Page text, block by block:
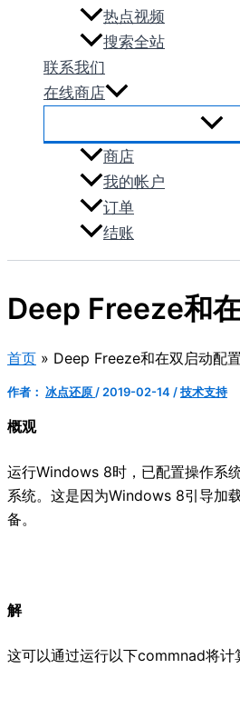
热点视频
搜索全站
联系我们
在线商店
商店
我的帐户
订单
结账
Deep Freeze和
首页 Deep Freeze和在双启动配
作者： 冰点还原 / 2019-02-14 /技术支持
概观
运行Windows 8时，已配置操作系
系统。这是因为Windows 8引导加
备。
解
这可以通过运行以下commnad将